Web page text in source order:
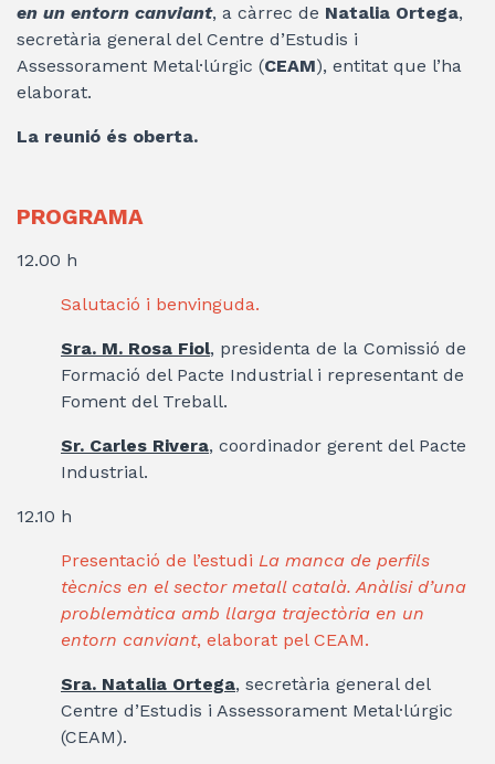
en un entorn canviant, a càrrec de Natalia Ortega,
secretària general del Centre d’Estudis i
Assessorament Metal·lúrgic (CEAM), entitat que l’ha
elaborat.
La reunió és oberta.
PROGRAMA
12.00 h
Salutació i benvinguda.
Sra. M. Rosa Fiol, presidenta de la Comissió de
Formació del Pacte Industrial i representant de
Foment del Treball.
Sr. Carles Rivera, coordinador gerent del Pacte
Industrial.
12.10 h
Presentació de l’estudi La manca de perfils
tècnics en el sector metall català. Anàlisi d’una
problemàtica amb llarga trajectòria en un
entorn canviant, elaborat pel CEAM.
Sra. Natalia Ortega, secretària general del
Centre d’Estudis i Assessorament Metal·lúrgic
(CEAM).